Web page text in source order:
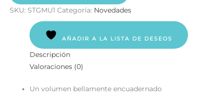
SKU: STGMU1 Categoría: Novedades
AÑADIR A LA LISTA DE DESEOS
Descripción
Valoraciones (0)
Un volumen bellamente encuadernado